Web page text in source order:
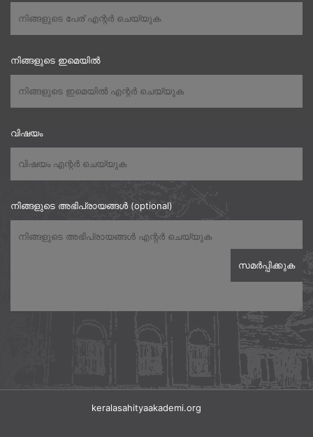
നിങ്ങളുടെ ഇമെയിൽ
വിഷയം
നിങ്ങളുടെ അഭിപ്രായങ്ങൾ (optional)
keralasahityaakademi.org